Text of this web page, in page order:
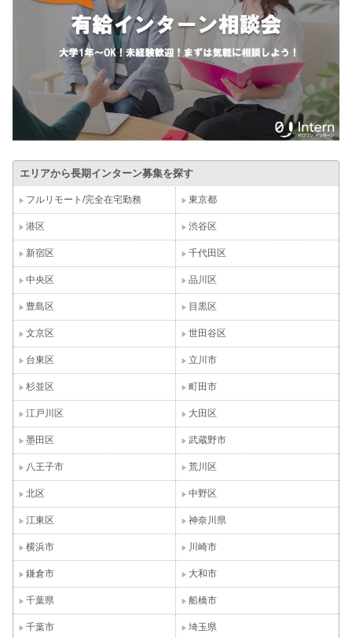
エリアから長期インターン募集を探す
フルリモート/完全在宅勤務 東京都
港区 渋谷区
新宿区 千代田区
中央区 品川区
豊島区 目黒区
文京区 世田谷区
台東区 立川市
杉並区 町田市
江戸川区 大田区
墨田区 武蔵野市
八王子市 荒川区
北区 中野区
江東区 神奈川県
横浜市 川崎市
鎌倉市 大和市
千葉県 船橋市
千葉市 埼玉県